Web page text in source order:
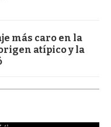
más caro en la
atípico y la